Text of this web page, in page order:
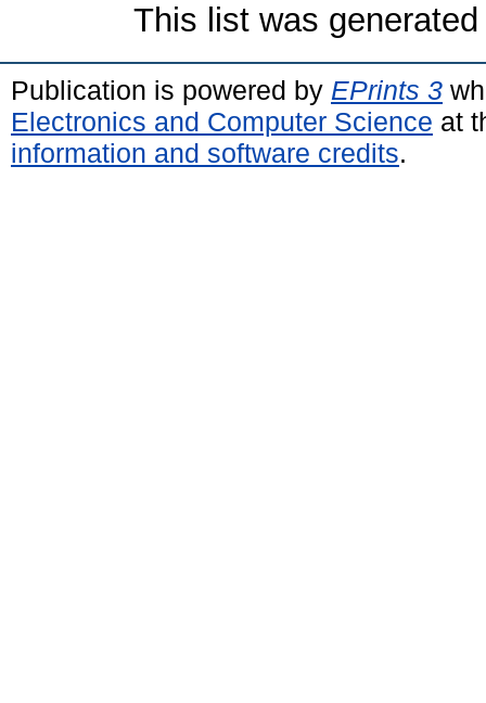
This list was
Publication is powered by EPrints 3
Electronics and Computer Science at
information and software credits.